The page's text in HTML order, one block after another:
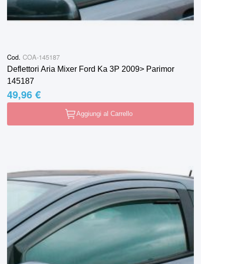
Cod. COA-145187
Deflettori Aria Mixer Ford Ka 3P 2009> Parimor
145187
49,96 €
Aggiungi al Carrello